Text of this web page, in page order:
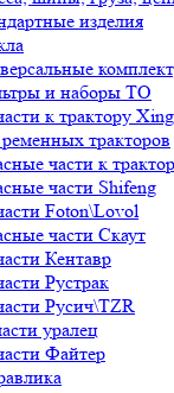
изделия
и наборы ТО
к трактору
тракторов
части к
части Shifeng
Foton\Lovol
части Скаут
Кентавр
Рустрак
Русич\TZR
уралец
Файтер